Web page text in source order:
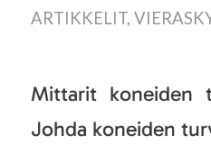
ARTIKKELIT,
Mittarit koneiden
Johda koneiden